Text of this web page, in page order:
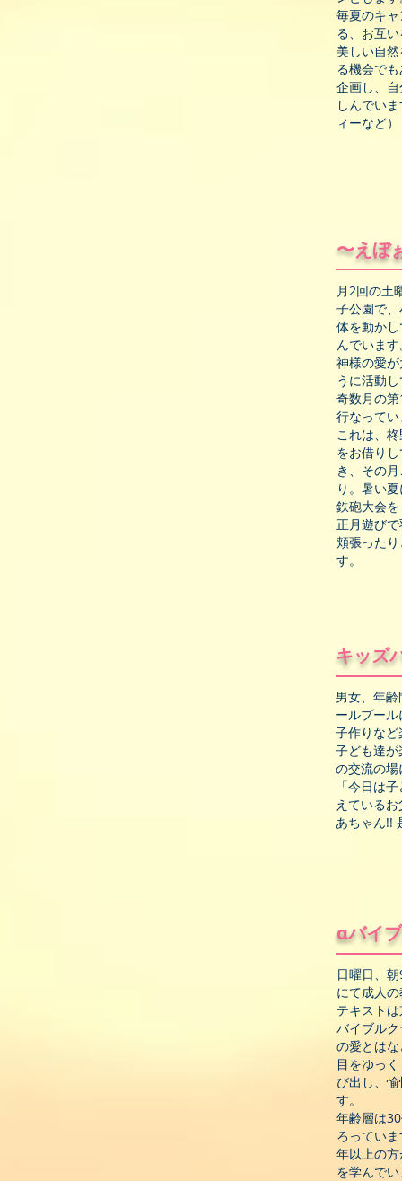
毎夏のキ
る、お互
美しい自
る機会で
企画し、
しんでい
ィーなど）
〜えぼ
月2回の土
子公園で
体を動か
んでいま
神様の愛
うに活動
奇数月の
行なって
これは、
をお借り
き、その
り。暑い
鉄砲大会
正月遊び
頬張った
す。
キッズ
男女、年
ールプー
子作りな
子ども達
の交流の
「今日は
えている
あちゃん!!
αバイ
日曜日、
にて成人
テキスト
バイブル
の愛とは
目をゆっ
び出し、
す。
年齢層は
ろってい
年以上の
を学んで